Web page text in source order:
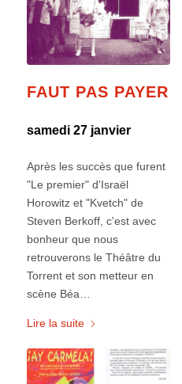
FAUT PAS PAYER
samedi 27 janvier
Après les succès que furent
"Le premier" d'Israël
Horowitz et "Kvetch" de
Steven Berkoff, c'est avec
bonheur que nous
retrouverons le Théâtre du
Torrent et son metteur en
scène Béa…
Lire la suite